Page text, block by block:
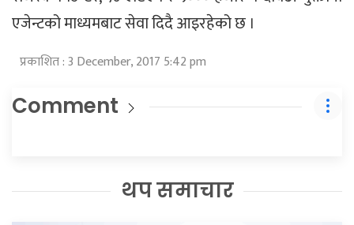
एजेन्टको माध्यमबाट सेवा दिदै आइरहेको छ ।
प्रकाशित : 3 December, 2017 5:42 pm
Comment
थप समाचार